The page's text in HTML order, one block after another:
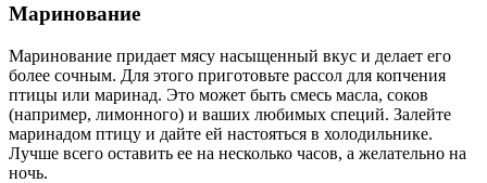
Маринование
Маринование придает мясу насыщенный вкус и делает его
более сочным. Для этого приготовьте рассол для копчения
птицы или маринад. Это может быть смесь масла, соков
(например, лимонного) и ваших любимых специй. Залейте
маринадом птицу и дайте ей настояться в холодильнике.
Лучше всего оставить ее на несколько часов, а желательно на
ночь.